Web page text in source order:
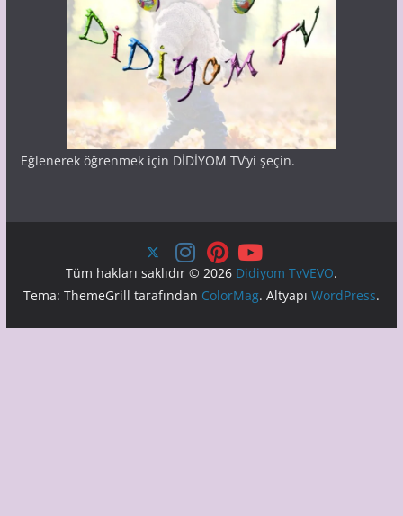
Eğlenerek öğrenmek için DİDİYOM TV’yi şeçin.
Tüm hakları saklıdır © 2026 Didiyom TvVEVO.
Tema: ThemeGrill tarafından ColorMag. Altyapı WordPress.